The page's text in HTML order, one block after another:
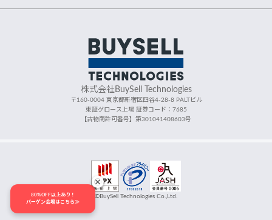
株式会社BuySell Technologies
〒160-0004 東京都新宿区四谷4-28-8 PALTビル
東証グロース上場 証券コード：7685
【古物商許可番号】第301041408603号
©BuySell Technologies Co.,Ltd.
80%OFF以上あり！
バーゲン会場はこちら≫